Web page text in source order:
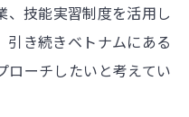
、技能実習制度を活用し
引き続きベトナムにある
ローチしたいと考えてい